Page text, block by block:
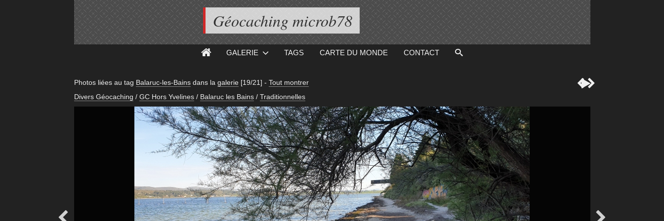
Géocaching microb78
GALERIE TAGS CARTE DU MONDE CONTACT
Photos liées au tag Balaruc-les-Bainsdans la galerie [19/21] - Tout montrer
Divers Géocaching / GC Hors Yvelines / Balaruc les Bains / Traditionnelles

 